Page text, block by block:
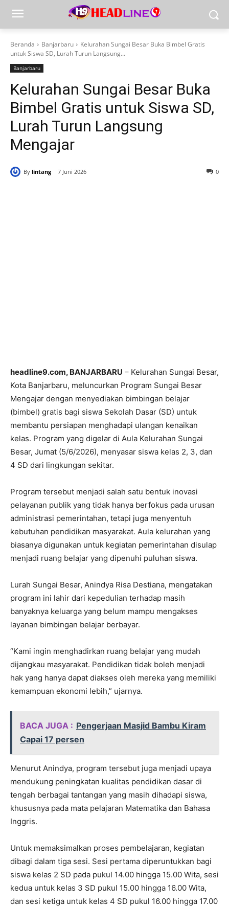
Beranda Banjarbaru
Kelurahan Sungai Besar Buka Bimbel Gratis
untuk Siswa SD, Lurah Turun Langsung...
Banjarbaru
Kelurahan Sungai Besar Buka
Bimbel Gratis untuk Siswa SD,
Lurah Turun Langsung
Mengajar
By lintang 7 Juni 2026 0
headline9.com, BANJARBARU – Kelurahan Sungai Besar,
Kota Banjarbaru, meluncurkan Program Sungai Besar
Mengajar dengan menyediakan bimbingan belajar
(bimbel) gratis bagi siswa Sekolah Dasar (SD) untuk
membantu persiapan menghadapi ulangan kenaikan
kelas. Program yang digelar di Aula Kelurahan Sungai
Besar, Jumat (5/6/2026), menyasar siswa kelas 2, 3, dan
4 SD dari lingkungan sekitar.
Program tersebut menjadi salah satu bentuk inovasi
pelayanan publik yang tidak hanya berfokus pada urusan
administrasi pemerintahan, tetapi juga menyentuh
kebutuhan pendidikan masyarakat. Aula kelurahan yang
biasanya digunakan untuk kegiatan pemerintahan disulap
menjadi ruang belajar yang dipenuhi puluhan siswa.
Lurah Sungai Besar, Anindya Risa Destiana, mengatakan
program ini lahir dari kepedulian terhadap masih
banyaknya keluarga yang belum mampu mengakses
layanan bimbingan belajar berbayar.
“Kami ingin menghadirkan ruang belajar yang mudah
dijangkau masyarakat. Pendidikan tidak boleh menjadi
hak yang hanya dapat diakses oleh mereka yang memiliki
kemampuan ekonomi lebih,” ujarnya.
BACA JUGA : Pengerjaan Masjid Bambu Kiram
Capai 17 persen
Menurut Anindya, program tersebut juga menjadi upaya
mendukung peningkatan kualitas pendidikan dasar di
tengah berbagai tantangan yang masih dihadapi siswa,
khususnya pada mata pelajaran Matematika dan Bahasa
Inggris.
Untuk memaksimalkan proses pembelajaran, kegiatan
dibagi dalam tiga sesi. Sesi pertama diperuntukkan bagi
siswa kelas 2 SD pada pukul 14.00 hingga 15.00 Wita, sesi
kedua untuk kelas 3 SD pukul 15.00 hingga 16.00 Wita,
dan sesi ketiga untuk kelas 4 SD pukul 16.00 hingga 17.00